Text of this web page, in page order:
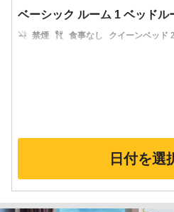
ベーシック ルーム 1 ベッドル
禁煙 食事なし
クイーンベッド
日付を選